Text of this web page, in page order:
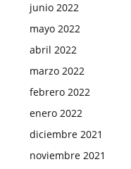
junio 2022
mayo 2022
abril 2022
marzo 2022
febrero 2022
enero 2022
diciembre 2021
noviembre 2021